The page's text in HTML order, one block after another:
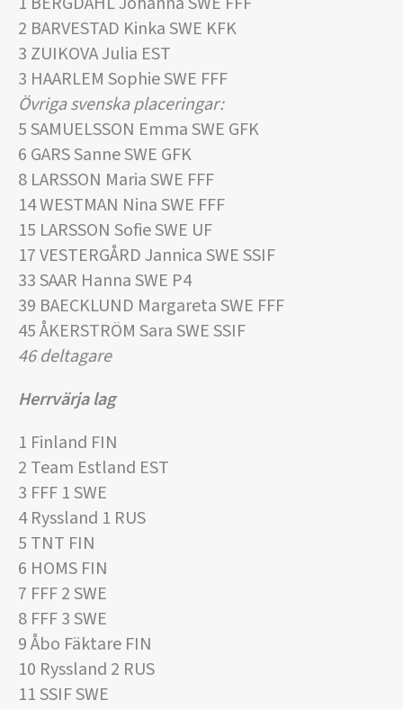
2 BARVESTAD Kinka SWE KFK
3 ZUIKOVA Julia EST
3 HAARLEM Sophie SWE FFF
Övriga svenska placeringar:
5 SAMUELSSON Emma SWE GFK
6 GARS Sanne SWE GFK
8 LARSSON Maria SWE FFF
14 WESTMAN Nina SWE FFF
15 LARSSON Sofie SWE UF
17 VESTERGÅRD Jannica SWE SSIF
33 SAAR Hanna SWE P4
39 BAECKLUND Margareta SWE FFF
45 ÅKERSTRÖM Sara SWE SSIF
46 deltagare
Herrvärja lag
1 Finland FIN
2 Team Estland EST
3 FFF 1 SWE
4 Ryssland 1 RUS
5 TNT FIN
6 HOMS FIN
7 FFF 2 SWE
8 FFF 3 SWE
9 Åbo Fäktare FIN
10 Ryssland 2 RUS
11 SSIF SWE